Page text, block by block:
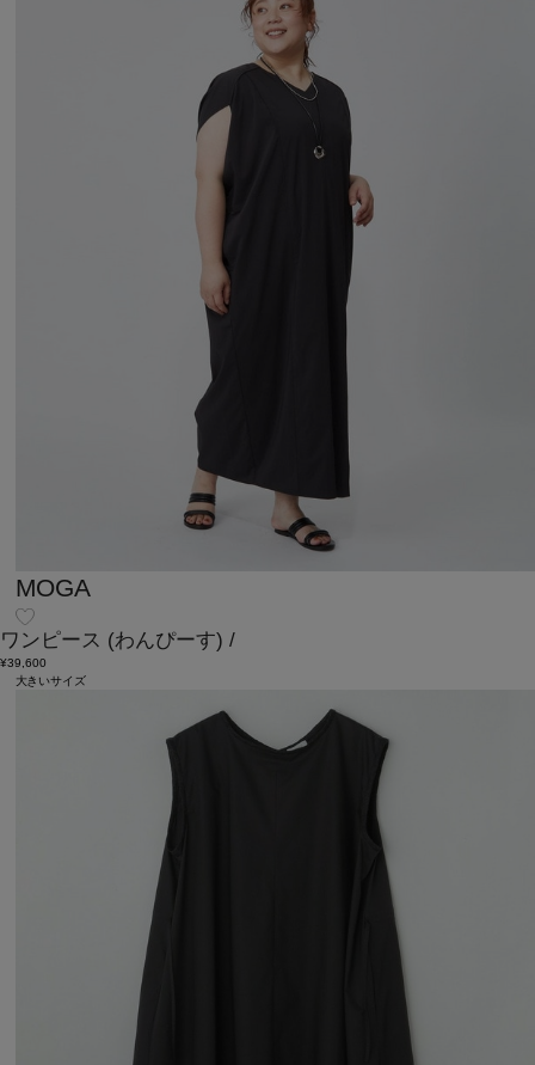
MOGA
ワンピース (わんぴーす) /
¥39,600
大きいサイズ